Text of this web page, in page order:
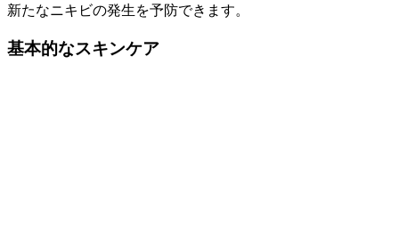
新たなニキビの発生を予防できます。
基本的なスキンケア